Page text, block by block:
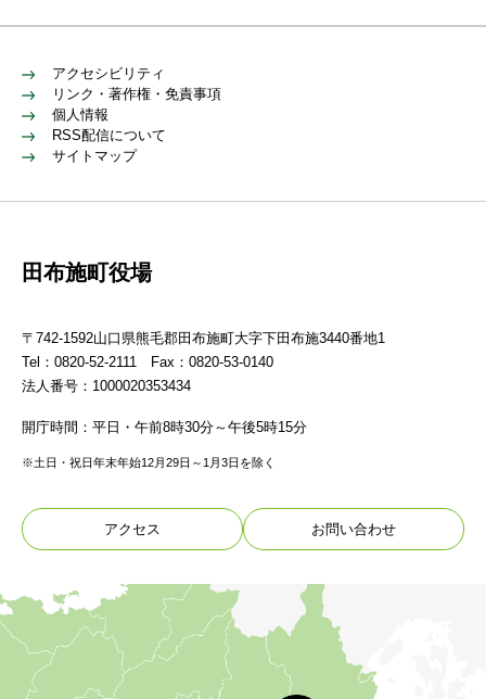
アクセシビリティ
リンク・著作権・免責事項
個人情報
RSS配信について
サイトマップ
田布施町役場
〒742-1592山口県熊毛郡田布施町大字下田布施3440番地1
Tel：0820-52-2111 Fax：0820-53-0140
法人番号：1000020353434
開庁時間：平日・午前8時30分～午後5時15分
※土日・祝日年末年始12月29日～1月3日を除く
アクセス お問い合わせ